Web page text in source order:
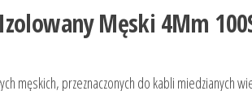
Męski 4Mm
męskich, przeznaczonych do kabli miedzianych